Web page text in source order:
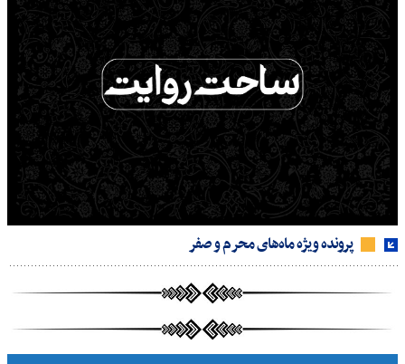
پرونده ویژه ماه‌های محرم و صفر